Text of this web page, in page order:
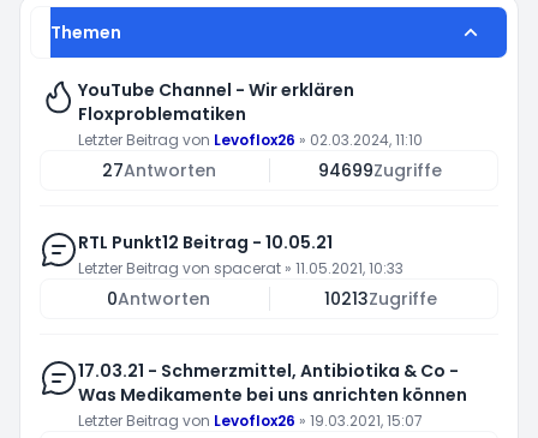
Themen
YouTube Channel - Wir erklären
Floxproblematiken
Letzter Beitrag von Levoflox26 » 02.03.2024, 11:10
27Antworten 94699Zugriffe
RTL Punkt12 Beitrag - 10.05.21
Letzter Beitrag von spacerat » 11.05.2021, 10:33
0Antworten 10213Zugriffe
17.03.21 - Schmerzmittel, Antibiotika & Co -
Was Medikamente bei uns anrichten können
Letzter Beitrag von Levoflox26 » 19.03.2021, 15:07